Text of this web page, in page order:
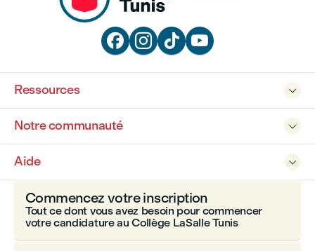
   

Ressources

Notre communauté

Aide
Commencez votre inscription
Tout ce dont vous avez besoin pour commencer
votre candidature au Collège LaSalle Tunis